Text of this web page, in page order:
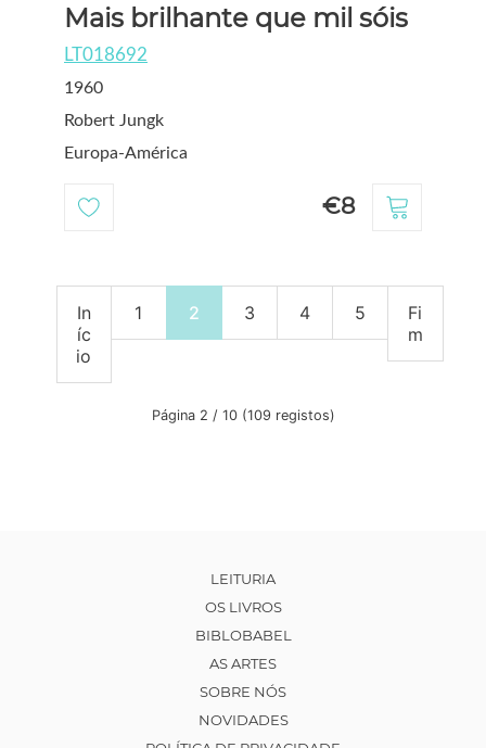
Mais brilhante que mil sóis
LT018692
1960
Robert Jungk
Europa-América
€8
In
íc
io
1 2 3 4 5
Fi
m
Página 2 / 10 (109 registos)
LEITURIA
OS LIVROS
BIBLOBABEL
AS ARTES
SOBRE NÓS
NOVIDADES